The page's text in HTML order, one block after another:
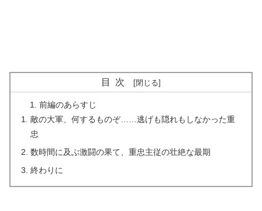
目次
前編のあらすじ
敵の大軍、何するものぞ……逃げも隠れもしなかった重
忠
数時間に及ぶ激闘の果て、重忠主従の壮絶な最期
終わりに